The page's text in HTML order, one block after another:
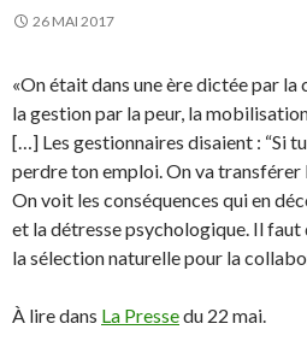
26 MAI 2017
«On était dans une ère dictée par
la gestion par la peur, la
[…] Les gestionnaires disaient : “Si
perdre ton emploi. On va transférer
On voit les conséquences qui en
et la détresse psychologique. Il
la sélection naturelle pour la
À lire dans La Pressedu 22 mai.